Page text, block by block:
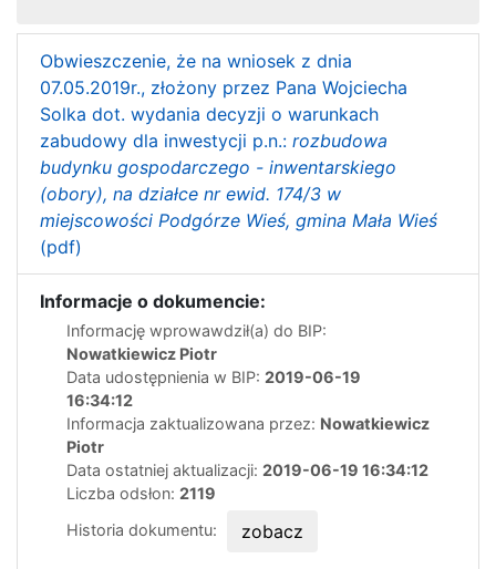
Obwieszczenie, że na wniosek z dnia
07.05.2019r., złożony przez Pana Wojciecha
Solka dot. wydania decyzji o warunkach
zabudowy dla inwestycji p.n.: rozbudowa
budynku gospodarczego - inwentarskiego
(obory), na działce nr ewid. 174/3 w
miejscowości Podgórze Wieś, gmina Mała Wieś
(pdf)
Informacje o dokumencie:
Informację wprowawdził(a) do BIP:
Nowatkiewicz Piotr
Data udostępnienia w BIP: 2019-06-19
16:34:12
Informacja zaktualizowana przez: Nowatkiewicz
Piotr
Data ostatniej aktualizacji: 2019-06-19 16:34:12
Liczba odsłon: 2119
Historia dokumentu:
zobacz